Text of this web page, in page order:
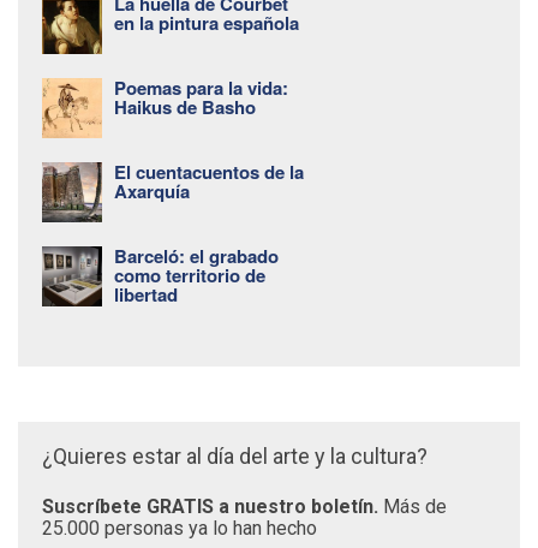
en la pintura española
Poemas para la vida:
Haikus de Basho
El cuentacuentos de la
Axarquía
Barceló: el grabado
como territorio de
libertad
¿Quieres estar al día del arte y la cultura?
Suscríbete GRATIS a nuestro boletín. Más de
25.000 personas ya lo han hecho